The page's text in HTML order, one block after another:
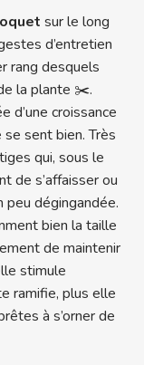
sur le long
d’entretien
rang desquels
la plante ✂️.
d’une croissance
sent bien. Très
qui, sous le
de s’affaisser ou
dégingandée.
bien la taille
de maintenir
stimule
ramifie, plus elle
à s’orner de